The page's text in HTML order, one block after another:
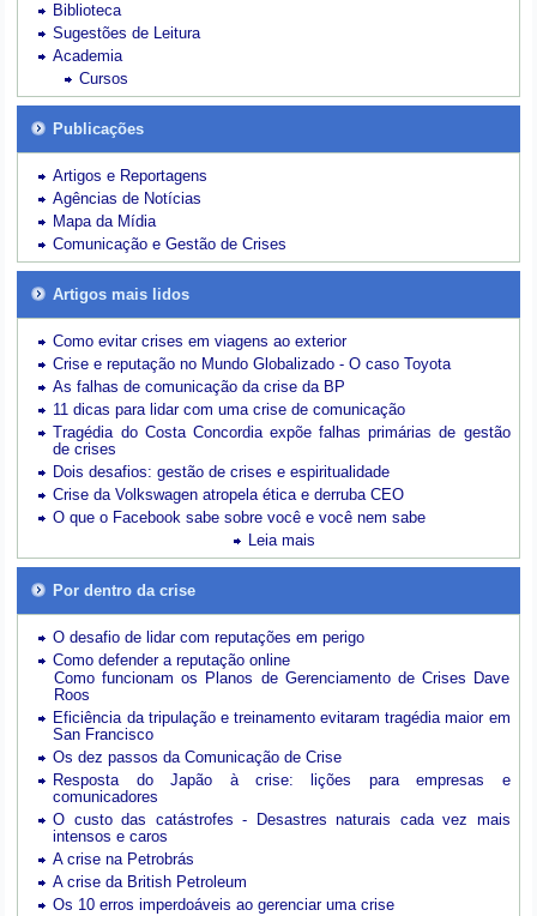
Biblioteca
Sugestões de Leitura
Academia
Cursos
Publicações
Artigos e Reportagens
Agências de Notícias
Mapa da Mídia
Comunicação e Gestão de Crises
Artigos mais lidos
Como evitar crises em viagens ao exterior
Crise e reputação no Mundo Globalizado - O caso Toyota
As falhas de comunicação da crise da BP
11 dicas para lidar com uma crise de comunicação
Tragédia do Costa Concordia expõe falhas primárias de gestão
de crises
Dois desafios: gestão de crises e espiritualidade
Crise da Volkswagen atropela ética e derruba CEO
O que o Facebook sabe sobre você e você nem sabe
Leia mais
Por dentro da crise
O desafio de lidar com reputações em perigo
Como defender a reputação online
Como funcionam os Planos de Gerenciamento de Crises Dave
Roos
Eficiência da tripulação e treinamento evitaram tragédia maior em
San Francisco
Os dez passos da Comunicação de Crise
Resposta do Japão à crise: lições para empresas e
comunicadores
O custo das catástrofes -
Desastres naturais cada vez mais
intensos e caros
A crise na Petrobrás
A crise da British Petroleum
Os 10 erros imperdoáveis ao gerenciar uma crise